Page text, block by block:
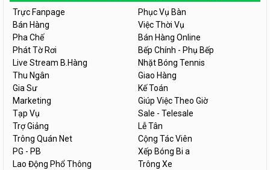
Trực Fanpage
Phục Vụ Bàn
Bán Hàng
Việc Thời Vụ
Pha Chế
Bán Hàng Online
Phát Tờ Rơi
Bếp Chính - Phụ Bếp
Live Stream B.Hàng
Nhặt Bóng Tennis
Thu Ngân
Giao Hàng
Gia Sư
Kế Toán
Marketing
Giúp Việc Theo Giờ
Tạp Vụ
Sale - Telesale
Trợ Giảng
Lễ Tân
Trông Quán Net
Cộng Tác Viên
PG - PB
Xếp Bóng Bi a
Lao Động Phổ Thông
Trông Xe